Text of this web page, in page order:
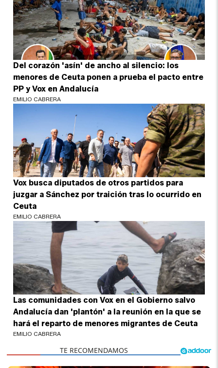
Del corazón 'asín' de ancho al silencio: los
menores de Ceuta ponen a prueba el pacto entre
PP y Vox en Andalucía
EMILIO CABRERA
Vox busca diputados de otros partidos para
juzgar a Sánchez por traición tras lo ocurrido en
Ceuta
EMILIO CABRERA
Las comunidades con Vox en el Gobierno salvo
Andalucía dan 'plantón' a la reunión en la que se
hará el reparto de menores migrantes de Ceuta
EMILIO CABRERA